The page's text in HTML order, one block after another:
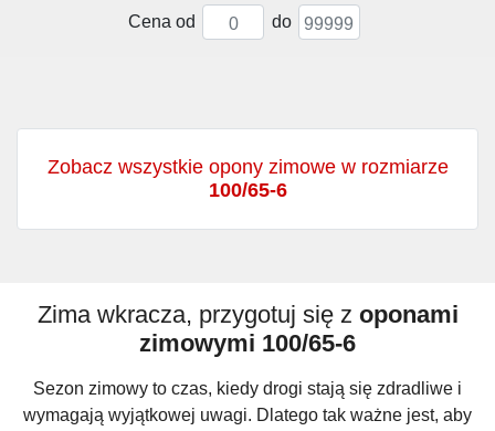
Cena od do
Zobacz wszystkie opony zimowe w rozmiarze
100/65-6
Zima wkracza, przygotuj się z oponami
zimowymi 100/65-6
Sezon zimowy to czas, kiedy drogi stają się zdradliwe i
wymagają wyjątkowej uwagi. Dlatego tak ważne jest, aby